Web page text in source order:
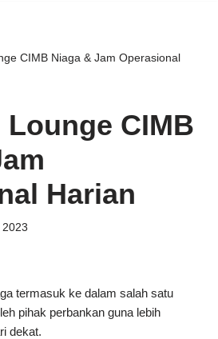
CIMB Niaga & Jam Operasional
CIMB
Harian
termasuk ke dalam salah satu
pihak perbankan guna lebih
dekat.